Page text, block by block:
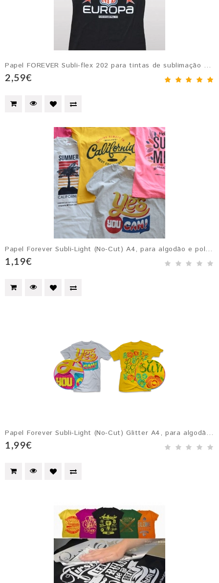
Papel FOREVER Subli-flex 202 para tintas de sublimação para algodão es...
2,59€
Papel Forever Subli-Light (No-Cut) A4, para algodão e poliéster com co...
1,19€
Papel Forever Subli-Light (No-Cut) Glitter A4, para algodão e poliéste...
1,99€